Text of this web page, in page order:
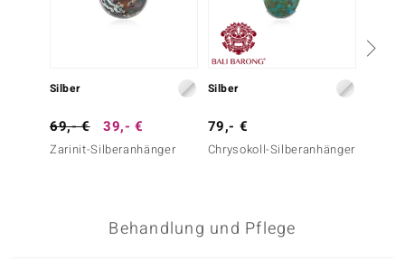
Silber
69,- € 39,- €
Zarinit-Silberanhänger
Silber
79,- €
Chrysokoll-Silberanhänger
Behandlung und Pflege